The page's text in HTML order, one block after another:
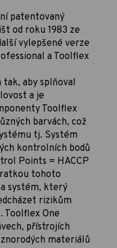
patentovaný
od roku 1983 ze
vylepšené verze
a Toolflex
tak, aby splňoval
a je
Toolflex
barvách, což
tj. Systém
kontrolních bodů
Points = HACCP
tohoto
systém, který
rizikům
Toolflex One
přístrojích
materiálů